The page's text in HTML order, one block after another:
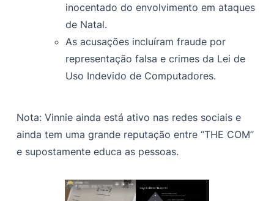
inocentado do envolvimento em ataques
de Natal.
As acusações incluíram fraude por
representação falsa e crimes da Lei de
Uso Indevido de Computadores.
Nota: Vinnie ainda está ativo nas redes sociais e
ainda tem uma grande reputação entre “THE COM”
e supostamente educa as pessoas.